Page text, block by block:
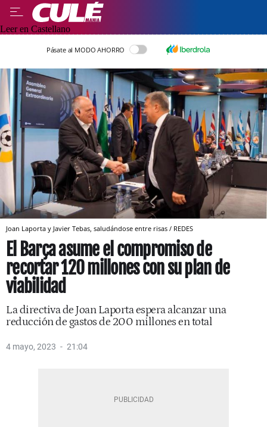
Leer en Castellano
Pásate al MODO AHORRO
Joan Laporta y Javier Tebas, saludándose entre risas / REDES
El Barça asume el compromiso de
recortar 120 millones con su plan de
viabilidad
La directiva de Joan Laporta espera alcanzar una
reducción de gastos de 200 millones en total
4 mayo, 2023 21:04